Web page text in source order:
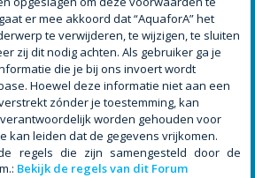
er mee akkoord dat “AquaforA” het
te verwijderen, te wijzigen, te sluiten
zij dit nodig achten. Als gebruiker ga je
die je bij ons invoert wordt
Hoewel deze informatie niet aan een
zónder je toestemming, kan
verantwoordelijk worden gehouden voor
kan leiden dat de gegevens vrijkomen.
regels die zijn samengesteld door de
Bekijk de regels van dit Forum